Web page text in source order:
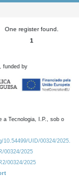
One register found.
1
funded by
a Tecnologia, I.P., sob o
10.54499/UID/00324/2025.
00324/2025
00324/2025